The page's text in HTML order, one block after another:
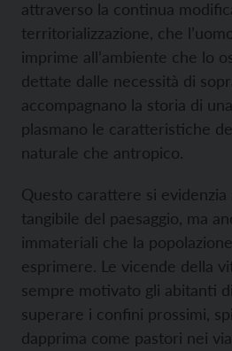
attraverso la continua
territorializzazione, che
imprime all’ambiente che lo
dettate dalle necessità di
accompagnano la storia di
plasmano le caratteristiche
naturale che antropico.
Questo carattere si evidenzia
tangibile del paesaggio, ma
immateriali che la
esprimere. Le vicende della
sempre motivato gli abitanti di
superare i confini prossimi,
dapprima come pastori nei